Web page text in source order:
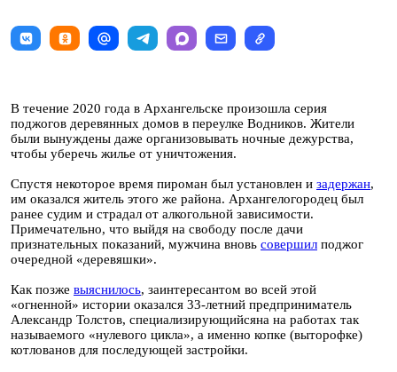
В течение 2020 года в Архангельске произошла серия
поджогов деревянных домов в переулке Водников. Жители
были вынуждены даже организовывать ночные дежурства,
чтобы уберечь жилье от уничтожения.
Спустя некоторое время пироман был установлен и задержан,
им оказался житель этого же района. Архангелогородец был
ранее судим и страдал от алкогольной зависимости.
Примечательно, что выйдя на свободу после дачи
признательных показаний, мужчина вновь совершил поджог
очередной «деревяшки».
Как позже выяснилось, заинтересантом во всей этой
«огненной» истории оказался 33-летний предприниматель
Александр Толстов, специализирующийсяна на работах так
называемого «нулевого цикла», а именно копке (выторофке)
котлованов для последующей застройки.